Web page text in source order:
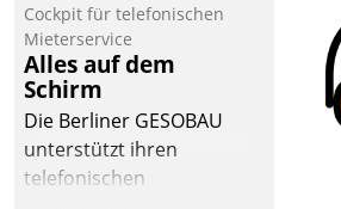
einsehen und ändern
oder
Schadensmeldungen
abgeben – rund um die
Uhr.
Cockpit für telefonischen
Mieterservice
Alles auf dem
Schirm
Die Berliner GESOBAU
unterstützt ihren
telefonischen